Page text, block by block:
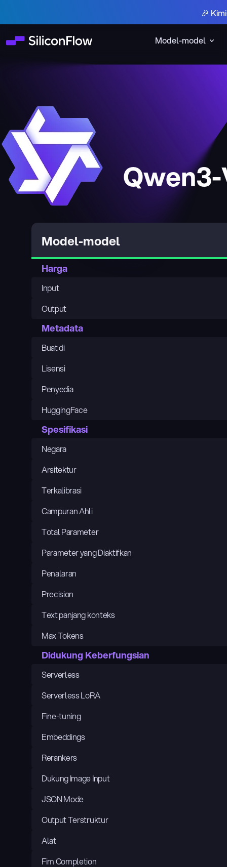
Model-model
🎉
Model-model
Harga
Input
Output
Metadata
Buat di
Lisensi
Penyedia
HuggingFace
Spesifikasi
Negara
Arsitektur
Terkalibrasi
Campuran Ahli
Total Parameter
Parameter yang Diaktifkan
Penalaran
Precision
Text panjang konteks
Max Tokens
Didukung Keberfungsian
Serverless
Serverless LoRA
Fine-tuning
Embeddings
Rerankers
Dukung Image Input
JSON Mode
Output Terstruktur
Alat
Fim Completion